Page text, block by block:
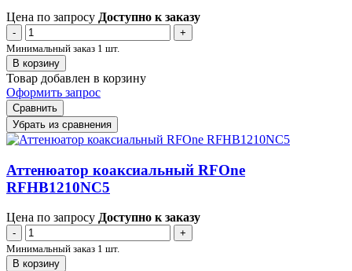
Цена по запросу Доступно к заказу
-
+
Минимальный заказ 1 шт.
В корзину
Товар добавлен в корзину
Оформить запрос
Сравнить
Убрать из сравнения
Аттенюатор коаксиальный RFOne
RFHB1210NC5
Цена по запросу Доступно к заказу
-
+
Минимальный заказ 1 шт.
В корзину